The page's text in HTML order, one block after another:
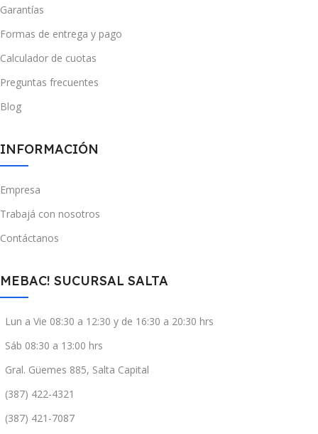
Garantías
Formas de entrega y pago
Calculador de cuotas
Preguntas frecuentes
Blog
INFORMACIÓN
Empresa
Trabajá con nosotros
Contáctanos
MEBAC! SUCURSAL SALTA
Lun a Vie 08:30 a 12:30 y de 16:30 a 20:30 hrs
Sáb 08:30 a 13:00 hrs
Gral. Güemes 885, Salta Capital
(387) 422-4321
(387) 421-7087